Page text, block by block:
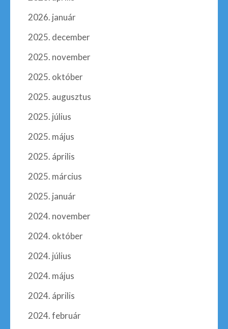
2026. január
2025. december
2025. november
2025. október
2025. augusztus
2025. július
2025. május
2025. április
2025. március
2025. január
2024. november
2024. október
2024. július
2024. május
2024. április
2024. február